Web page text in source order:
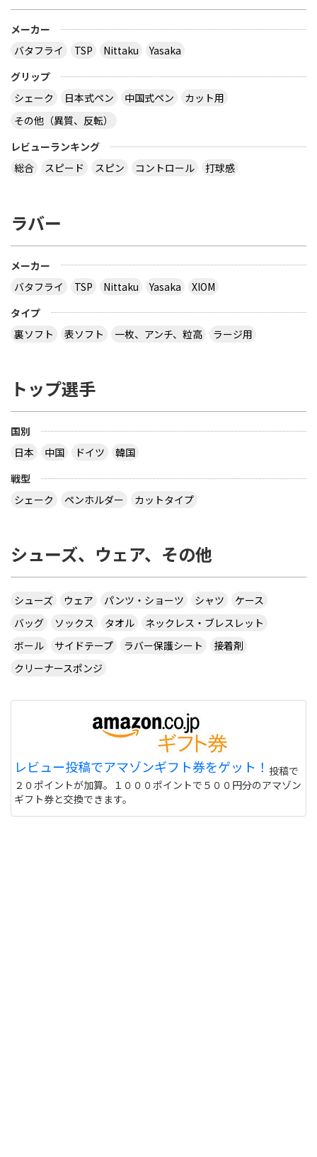
メーカー
バタフライ
TSP Nittaku
Yasaka
グリップ
シェーク
日本式ペン 中国式ペン
カット用
その他（異質、反転）
レビューランキング
総合
スピード スピン コントロール 打球感
ラバー
メーカー
バタフライ
TSP Nittaku Yasaka
XIOM
タイプ
裏ソフト
表ソフト 一枚、アンチ、粒高 ラージ用
トップ選手
国別
日本
中国 ドイツ
韓国
戦型
シェーク
ペンホルダー カットタイプ
シューズ、ウェア、その他
シューズ ウェア パンツ・ショーツ シャツ
ケース
バッグ
ソックス タオル
ネックレス・ブレスレット
ボール
サイドテープ ラバー保護シート
接着剤
クリーナースポンジ
レビュー投稿でアマゾンギフト券をゲット！ 投稿で
２０ポイントが加算。１０００ポイントで５００円分のアマゾン
ギフト券と交換できます。